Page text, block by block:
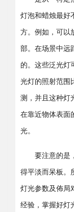
灯泡和蜡烛最好
方。例如，可以
部。在场景中远
的。这些泛光灯
光灯的照射范围
测，并且这种灯
在靠近物体表面
光。
要注意的是，
得平淡而呆板。
灯光参数及佈局
经验，掌握好灯